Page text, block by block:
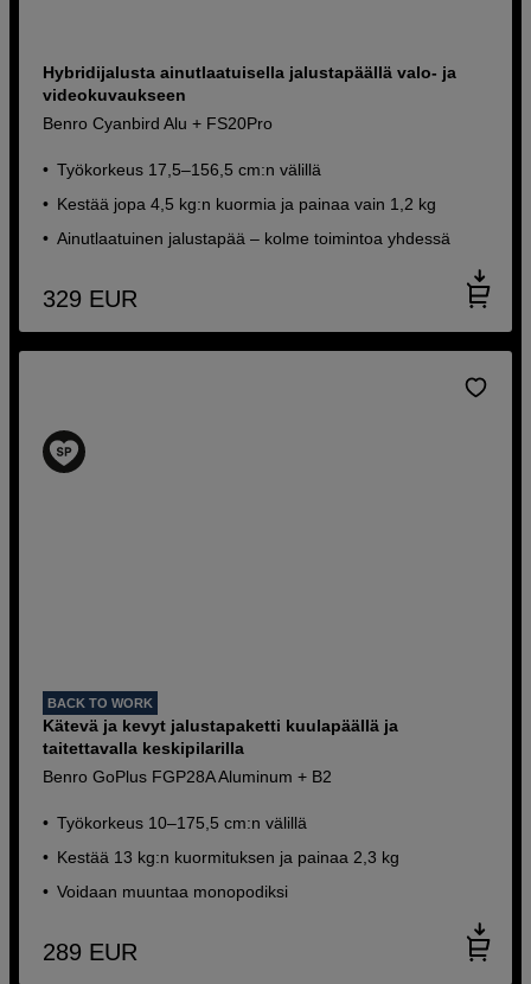
Hybridijalusta ainutlaatuisella jalustapäällä valo- ja
videokuvaukseen
Benro Cyanbird Alu + FS20Pro
Työkorkeus 17,5–156,5 cm:n välillä
Kestää jopa 4,5 kg:n kuormia ja painaa vain 1,2 kg
Ainutlaatuinen jalustapää – kolme toimintoa yhdessä
329 EUR
BACK TO WORK
Kätevä ja kevyt jalustapaketti kuulapäällä ja
taitettavalla keskipilarilla
Benro GoPlus FGP28A Aluminum + B2
Työkorkeus 10–175,5 cm:n välillä
Kestää 13 kg:n kuormituksen ja painaa 2,3 kg
Voidaan muuntaa monopodiksi
289 EUR